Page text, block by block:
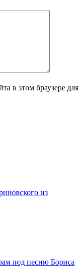
в этом браузере для
из
под песню Бориса